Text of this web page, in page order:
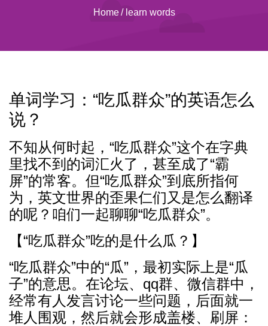
Home / learn words
单词学习：“吃瓜群众”的英语怎么
说？
不知从何时起，“吃瓜群众”这个在字典
里找不到的词汇火了，甚至成了“霸
屏”的常客。但“吃瓜群众”到底所指何
为，英文世界的歪果仁们又是怎么翻译
的呢？咱们一起聊聊“吃瓜群众”。
【“吃瓜群众”吃的是什么瓜？】
“吃瓜群众”中的“瓜”，最初实际上是“瓜
子”的意思。在论坛、qq群、微信群中，
经常有人发言讨论一些问题，后面就一
堆人围观，然后就会形成盖楼、刷屏：